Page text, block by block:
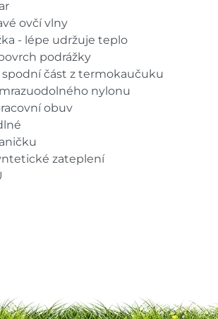
ovčí vlny
- lépe udržuje teplo
podrážky
spodní část z termokaučuku
mrazuodolného nylonu
obuv
zateplení